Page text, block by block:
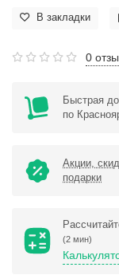
В закладки
0
Быстрая
по
Акции,
подарки
(2 мин)